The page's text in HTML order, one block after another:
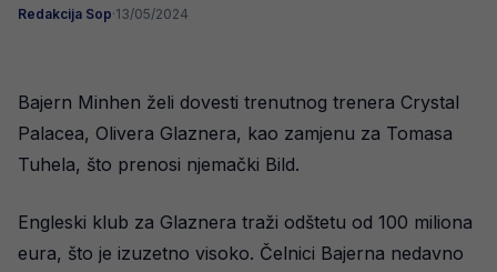
Redakcija Sop·13/05/2024
Bajern Minhen želi dovesti trenutnog trenera Crystal
Palacea, Olivera Glaznera, kao zamjenu za Tomasa
Tuhela, što prenosi njemački Bild.
Engleski klub za Glaznera traži odštetu od 100 miliona
eura, što je izuzetno visoko. Čelnici Bajerna nedavno